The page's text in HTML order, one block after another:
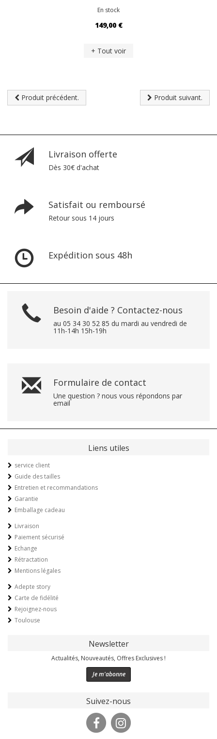
En stock
149,00 €
+ Tout voir
Produit précédent. Produit suivant.
Livraison offerte
Dès 30€ d'achat
Satisfait ou remboursé
Retour sous 14 jours
Expédition sous 48h
Besoin d'aide ? Contactez-nous
au 05 34 30 52 85 du mardi au vendredi de
11h-14h 15h-19h
Formulaire de contact
Une question ? nous vous répondons par
email
Liens utiles
service client
Guide des tailles
Entretien et recommandations
Garantie
Emballage cadeau
Livraison
Paiement sécurisé
Echange
Rétractation
Mentions légales
Adepte story
Carte de fidélité
Rejoignez-nous
Toulouse
Newsletter
Actualités, Nouveautés, Offres Exclusives !
Je m'abonne
Suivez-nous